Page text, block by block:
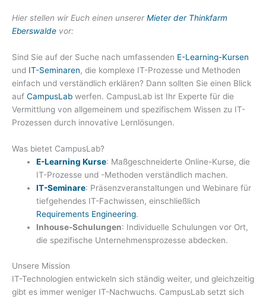
Hier stellen wir Euch einen unsererMieter der Thinkfarm
Eberswalde vor:
Sind Sie auf der Suche nach umfassenden E-Learning-Kursen
und IT-Seminaren, die komplexe IT-Prozesse und Methoden
einfach und verständlich erklären? Dann sollten Sie einen Blick
auf CampusLab werfen. CampusLab ist Ihr Experte für die
Vermittlung von allgemeinem und spezifischem Wissen zu IT-
Prozessen durch innovative Lernlösungen.
Was bietet CampusLab?
E-Learning Kurse: Maßgeschneiderte Online-Kurse, die
IT-Prozesse und -Methoden verständlich machen.
IT-Seminare: Präsenzveranstaltungen und Webinare für
tiefgehendes IT-Fachwissen, einschließlich
Requirements Engineering.
Inhouse-Schulungen: Individuelle Schulungen vor Ort,
die spezifische Unternehmensprozesse abdecken.
Unsere Mission
IT-Technologien entwickeln sich ständig weiter, und gleichzeitig
gibt es immer weniger IT-Nachwuchs. CampusLab setzt sich